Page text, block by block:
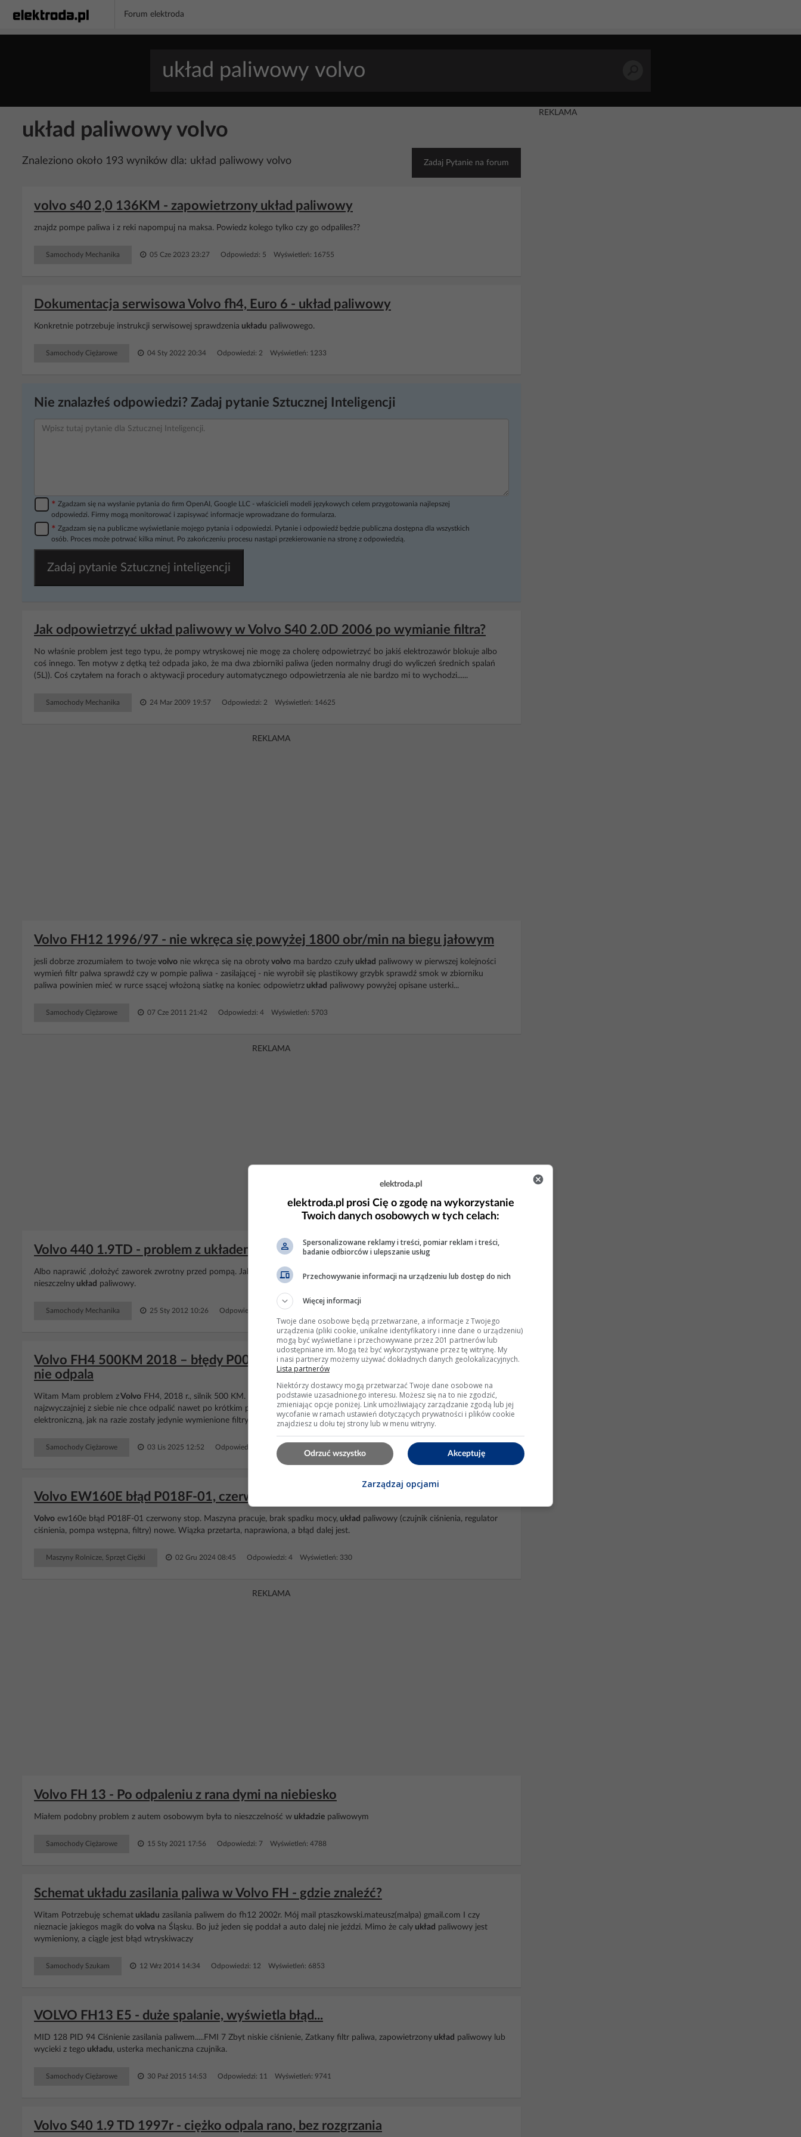
Forum elektroda
układ paliwowy volvo
Znaleziono około 193 wyników dla: układ paliwowy volvo Zadaj Pytanie na forum
volvo s40 2,0 136KM - zapowietrzony układ paliwowy
znajdz pompe paliwa i z reki napompuj na maksa. Powiedz kolego tylko czy go odpaliles??
Samochody Mechanika 05 Cze 2023 23:27 Odpowiedzi: 5 Wyświetleń: 16755
Dokumentacja serwisowa Volvo fh4, Euro 6 - układ paliwowy
Konkretnie potrzebuje instrukcji serwisowej sprawdzenia układu paliwowego.
Samochody Ciężarowe 04 Sty 2022 20:34 Odpowiedzi: 2 Wyświetleń: 1233
Nie znalazłeś odpowiedzi? Zadaj pytanie Sztucznej Inteligencji
* Zgadzam się na wysłanie pytania do firm OpenAI, Google LLC - właścicieli modeli językowych celem przygotowania najlepszej
odpowiedzi. Firmy mogą monitorować i zapisywać informacje wprowadzane do formularza.
* Zgadzam się na publiczne wyświetlanie mojego pytania i odpowiedzi. Pytanie i odpowiedź będzie publiczna dostępna dla wszystkich
osób. Proces może potrwać kilka minut. Po zakończeniu procesu nastąpi przekierowanie na stronę z odpowiedzią.
Zadaj pytanie Sztucznej inteligencji
Jak odpowietrzyć układ paliwowy w Volvo S40 2.0D 2006 po wymianie filtra?
No właśnie problem jest tego typu, że pompy wtryskowej nie mogę za cholerę odpowietrzyć bo jakiś elektrozawór blokuje albo
coś innego. Ten motyw z dętką też odpada jako, że ma dwa zbiorniki paliwa (jeden normalny drugi do wyliczeń średnich spalań
(5L)). Coś czytałem na forach o aktywacji procedury automatycznego odpowietrzenia ale nie bardzo mi to wychodzi......
Samochody Mechanika 24 Mar 2009 19:57 Odpowiedzi: 2 Wyświetleń: 14625
REKLAMA
Volvo FH12 1996/97 - nie wkręca się powyżej 1800 obr/min na biegu jałowym
jesli dobrze zrozumiałem to twoje volvo nie wkręca się na obroty volvo ma bardzo czuły układ paliwowy w pierwszej kolejności
wymień filtr palwa sprawdź czy w pompie paliwa - zasilającej - nie wyrobił się plastikowy grzybk sprawdź smok w zbiorniku
paliwa powinien mieć w rurce ssącej włożoną siatkę na koniec odpowietrz układ paliwowy powyżej opisane usterki...
Samochody Ciężarowe 07 Cze 2011 21:42 Odpowiedzi: 4 Wyświetleń: 5703
REKLAMA
Volvo 440 1.9TD - problem z układem paliwowym, auto nie pali po postoju
Albo naprawić ,dołożyć zaworek zwrotny przed pompą. Jak problem zniknie to zaworek w pompie uszkodzony. Jak nie zniknie to
nieszczelny układ paliwowy.
Samochody Mechanika 25 Sty 2012 10:26 Odpowiedzi: 3 Wyświetleń: 2400
Volvo FH4 500KM 2018 – błędy P008A, P0087, P20D7, falujące obroty, czasami
nie odpala
Witam Mam problem zVolvo FH4, 2018 r., silnik 500 KM. Mamy 3 błędy: P008A-00 P0087-00 P20D7-73 Auto raz na jakiś czas
najzwyczajniej z siebie nie chce odpalić nawet po krótkim postoju. Falują obroty i jest jakby słabszy. Podstawa jest z pompką
elektroniczną, jak na razie zostały jedynie wymienione filtry paliwa (oryginalne Volvo) Pozdrawiam Jeśli...
Samochody Ciężarowe 03 Lis 2025 12:52 Odpowiedzi: 2 Wyświetleń: 600
Volvo EW160E błąd P018F-01, czerwony stop, nowe części, błąd nie znika
Volvo ew160e błąd P018F-01 czerwony stop. Maszyna pracuje, brak spadku mocy, układ paliwowy (czujnik ciśnienia, regulator
ciśnienia, pompa wstępna, filtry) nowe. Wiązka przetarta, naprawiona, a błąd dalej jest.
Maszyny Rolnicze, Sprzęt Ciężki 02 Gru 2024 08:45 Odpowiedzi: 4 Wyświetleń: 330
REKLAMA
Volvo FH 13 - Po odpaleniu z rana dymi na niebiesko
Miałem podobny problem z autem osobowym była to nieszczelność w układzie paliwowym
Samochody Ciężarowe 15 Sty 2021 17:56 Odpowiedzi: 7 Wyświetleń: 4788
Schemat układu zasilania paliwa w Volvo FH - gdzie znaleźć?
Witam Potrzebuję schemat ukladu zasilania paliwem do fh12 2002r. Mój mail ptaszkowski.mateusz(malpa) gmail.com I czy
nieznacie jakiegos magik do volva na Śląsku. Bo już jeden się poddał a auto dalej nie jeździ. Mimo że caly układ paliwowy jest
wymieniony, a ciągle jest błąd wtryskiwaczy
Samochody Szukam 12 Wrz 2014 14:34 Odpowiedzi: 12 Wyświetleń: 6853
VOLVO FH13 E5 - duże spalanie, wyświetla błąd...
MID 128 PID 94 Ciśnienie zasilania paliwem.....FMI 7 Zbyt niskie ciśnienie, Zatkany filtr paliwa, zapowietrzony układ paliwowy lub
wycieki z tego układu, usterka mechaniczna czujnika.
Samochody Ciężarowe 30 Paź 2015 14:53 Odpowiedzi: 11 Wyświetleń: 9741
Volvo S40 1.9 TD 1997r - ciężko odpala rano, bez rozgrzania
REKLAMA
elektroda.pl
elektroda.pl prosi Cię o zgodę na wykorzystanie
Twoich danych osobowych w tych celach:
Spersonalizowane reklamy i treści, pomiar reklam i treści,
badanie odbiorców i ulepszanie usług
Przechowywanie informacji na urządzeniu lub dostęp do nich
Więcej informacji
Twoje dane osobowe będą przetwarzane, a informacje z Twojego
urządzenia (pliki cookie, unikalne identyfikatory i inne dane o urządzeniu)
mogą być wyświetlane i przechowywane przez 201 partnerów lub
udostępniane im. Mogą też być wykorzystywane przez tę witrynę. My
i nasi partnerzy możemy używać dokładnych danych geolokalizacyjnych.
Lista partnerów
Niektórzy dostawcy mogą przetwarzać Twoje dane osobowe na
podstawie uzasadnionego interesu. Możesz się na to nie zgodzić,
zmieniając opcje poniżej. Link umożliwiający zarządzanie zgodą lub jej
wycofanie w ramach ustawień dotyczących prywatności i plików cookie
znajdziesz u dołu tej strony lub w menu witryny.
Akceptuję
Odrzuć wszystko
Zarządzaj opcjami